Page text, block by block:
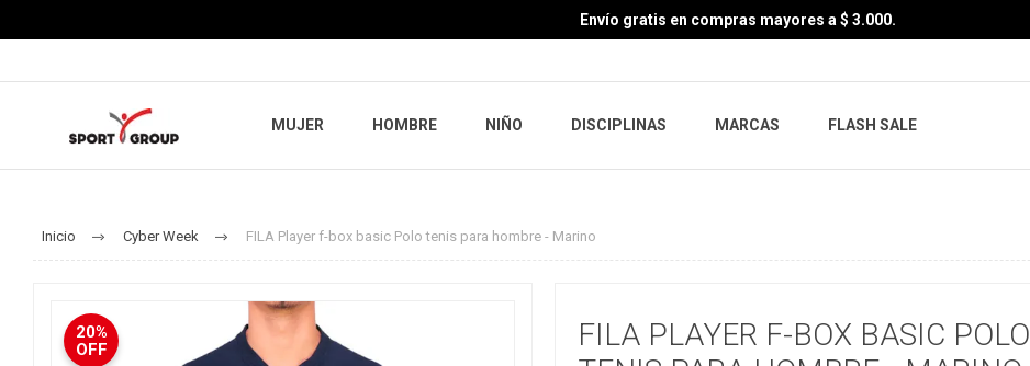
Envío gratis en compras mayores a $ 3.000.
MUJER HOMBRE NIÑO DISCIPLINAS MARCAS FLASH SALE
Inicio Cyber Week FILA Player f-box basic Polo tenis para hombre - Marino
20%
OFF
FILA PLAYER F-BOX BASIC POLO